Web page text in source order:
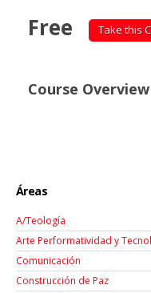
Free Take this
Course Overview
Áreas
A/Teología
Arte Performatividad y
Comunicación
Construcción de Paz